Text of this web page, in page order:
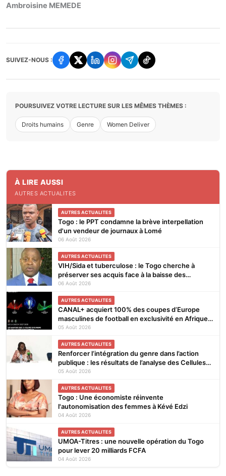
Ambroisine MEMEDE
SUIVEZ-NOUS :
POURSUIVEZ VOTRE LECTURE SUR LES MÊMES THÈMES :
Droits humains Genre Women Deliver
À LIRE AUSSI
AUTRES ACTUALITES
AUTRES ACTUALITES
Togo : le PPT condamne la brève interpellation
d'un vendeur de journaux à Lomé
06 Août 2026
AUTRES ACTUALITES
VIH/Sida et tuberculose : le Togo cherche à
préserver ses acquis face à la baisse des
financements
06 Août 2026
AUTRES ACTUALITES
CANAL+ acquiert 100% des coupes d’Europe
masculines de football en exclusivité en Afrique
subsaharienne pour 4 saisons jusqu’en 2031
05 Août 2026
AUTRES ACTUALITES
Renforcer l’intégration du genre dans l’action
publique : les résultats de l’analyse des Cellules
Focales Genre restitués à Lomé
05 Août 2026
AUTRES ACTUALITES
Togo : Une économiste réinvente
l'autonomisation des femmes à Kévé Edzi
04 Août 2026
AUTRES ACTUALITES
UMOA-Titres : une nouvelle opération du Togo
pour lever 20 milliards FCFA
04 Août 2026